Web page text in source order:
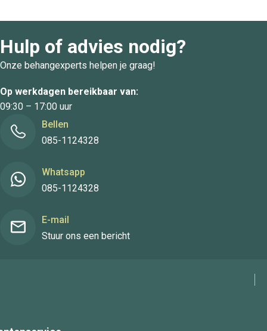
Hulp of advies nodig?
Onze behangexperts helpen je graag!
Op werkdagen bereikbaar van:
09:30 – 17:00 uur
Bellen
085-1124328
Whatsapp
085-1124328
E-mail
Stuur ons een bericht